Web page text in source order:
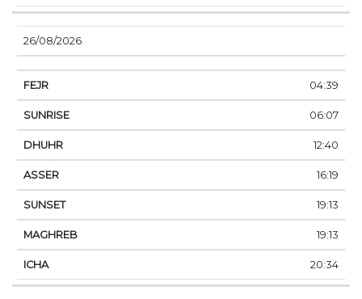
26/08/2026
04:39
06:07
12:40
16:19
19:13
19:13
20:34